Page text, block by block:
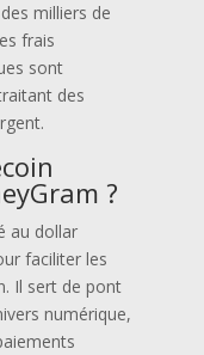
milliers de
frais
sont
des
?
au dollar
faciliter les
Il sert de pont
numérique,